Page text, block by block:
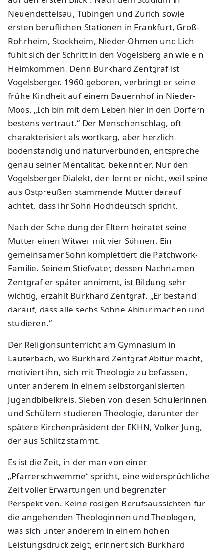
Neuendettelsau, Tübingen und Zürich sowie
ersten beruflichen Stationen in Frankfurt, Groß-
Rohrheim, Stockheim, Nieder-Ohmen und Lich
fühlt sich der Schritt in den Vogelsberg an wie ein
Heimkommen. Denn Burkhard Zentgraf ist
Vogelsberger. 1960 geboren, verbringt er seine
frühe Kindheit auf einem Bauernhof in Nieder-
Moos. „Ich bin mit dem Leben hier in den Dörfern
bestens vertraut.“ Der Menschenschlag, oft
charakterisiert als wortkarg, aber herzlich,
bodenständig und naturverbunden, entspreche
genau seiner Mentalität, bekennt er. Nur den
Vogelsberger Dialekt, den lernt er nicht, weil seine
aus Ostpreußen stammende Mutter darauf
achtet, dass ihr Sohn Hochdeutsch spricht.
Nach der Scheidung der Eltern heiratet seine
Mutter einen Witwer mit vier Söhnen. Ein
gemeinsamer Sohn komplettiert die Patchwork-
Familie. Seinem Stiefvater, dessen Nachnamen
Zentgraf er später annimmt, ist Bildung sehr
wichtig, erzählt Burkhard Zentgraf. „Er bestand
darauf, dass alle sechs Söhne Abitur machen und
studieren.“
Der Religionsunterricht am Gymnasium in
Lauterbach, wo Burkhard Zentgraf Abitur macht,
motiviert ihn, sich mit Theologie zu befassen,
unter anderem in einem selbstorganisierten
Jugendbibelkreis. Sieben von diesen Schülerinnen
und Schülern studieren Theologie, darunter der
spätere Kirchenpräsident der EKHN, Volker Jung,
der aus Schlitz stammt.
Es ist die Zeit, in der man von einer
„Pfarrerschwemme“ spricht, eine widersprüchliche
Zeit voller Erwartungen und begrenzter
Perspektiven. Keine rosigen Berufsaussichten für
die angehenden Theologinnen und Theologen,
was sich unter anderem in einem hohen
Leistungsdruck zeigt, erinnert sich Burkhard